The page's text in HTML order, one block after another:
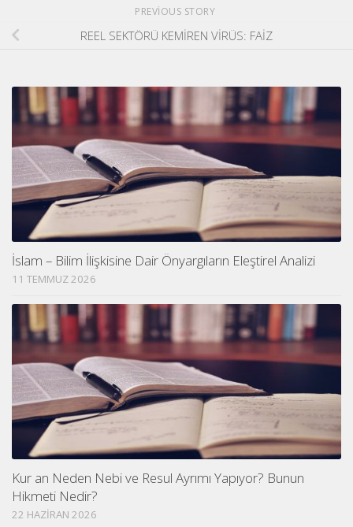
PREVIOUS STORY
REEL SEKTÖRÜ KEMİREN VİRÜS: FAİZ
İslam – Bilim İlişkisine Dair Önyargıların Eleştirel Analizi
11 TEMMUZ 2026
Kur an Neden Nebi ve Resul Ayrımı Yapıyor? Bunun
Hikmeti Nedir?
22 HAZIRAN 2026